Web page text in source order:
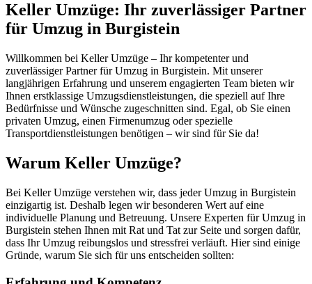
Keller Umzüge: Ihr zuverlässiger Partner
für Umzug in Burgistein
Willkommen bei Keller Umzüge – Ihr kompetenter und
zuverlässiger Partner für Umzug in Burgistein. Mit unserer
langjährigen Erfahrung und unserem engagierten Team bieten wir
Ihnen erstklassige Umzugsdienstleistungen, die speziell auf Ihre
Bedürfnisse und Wünsche zugeschnitten sind. Egal, ob Sie einen
privaten Umzug, einen Firmenumzug oder spezielle
Transportdienstleistungen benötigen – wir sind für Sie da!
Warum Keller Umzüge?
Bei Keller Umzüge verstehen wir, dass jeder Umzug in Burgistein
einzigartig ist. Deshalb legen wir besonderen Wert auf eine
individuelle Planung und Betreuung. Unsere Experten für Umzug in
Burgistein stehen Ihnen mit Rat und Tat zur Seite und sorgen dafür,
dass Ihr Umzug reibungslos und stressfrei verläuft. Hier sind einige
Gründe, warum Sie sich für uns entscheiden sollten: